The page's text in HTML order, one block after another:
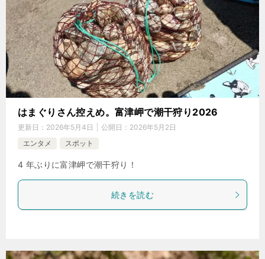
はまぐりさん控えめ。富津岬で潮干狩り2026
更新日： 2026年5月4日 公開日： 2026年5月2日
エンタメ
スポット
4 年ぶりに富津岬で潮干狩り！
続きを読む